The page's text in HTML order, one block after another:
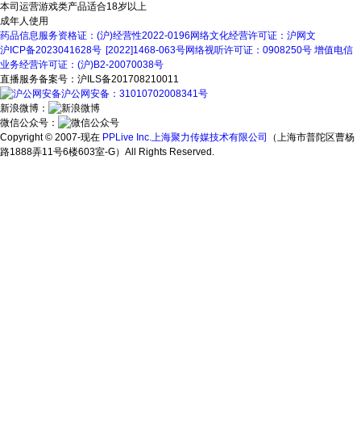
本司运营游戏类产品适合18岁以上
成年人使用
药品信息服务资格证：(沪)经营性2022-0196 网络文化经营许可证：沪网文
[2022]1468-063号
沪ICP备2023041628号 网络视听许可证：0908250号 增值电信
业务经营许可证：(沪)B2-20070038号
直播服务备案号：沪ILS备201708210011
沪公网安备：31010702008341号
新浪微博：
微信公众号：
Copyright © 2007-现在 PPLive Inc.上海聚力传媒技术有限公司
（上海市普陀区曹杨
路1888弄11号6楼603室-G）All Rights Reserved.